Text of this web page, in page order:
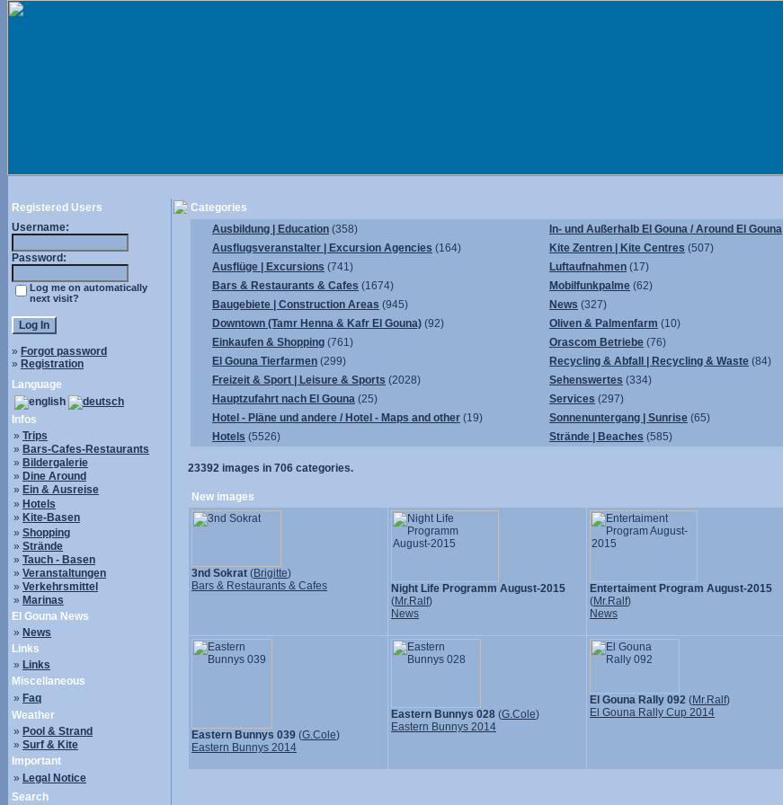
Registered Users
Username:
Password:
Log me on automatically
next visit?
» Forgot password
» Registration
Language
Infos
» Trips
» Bars-Cafes-Restaurants
» Bildergalerie
» Dine Around
» Ein & Ausreise
» Hotels
» Kite-Basen
» Shopping
» Strände
» Tauch - Basen
» Veranstaltungen
» Verkehrsmittel
» Marinas
El Gouna News
» News
Links
» Links
Miscellaneous
» Faq
Weather
» Pool & Strand
» Surf & Kite
Important
» Legal Notice
Search
Categories
Ausbildung | Education (358)
Ausflugsveranstalter | Excursion Agencies (164)
Ausflüge | Excursions (741)
Bars & Restaurants & Cafes (1674)
Baugebiete | Construction Areas (945)
Downtown (Tamr Henna & Kafr El Gouna) (92)
Einkaufen & Shopping (761)
El Gouna Tierfarmen (299)
Freizeit & Sport | Leisure & Sports (2028)
Hauptzufahrt nach El Gouna (25)
Hotel - Pläne und andere / Hotel - Maps and other (19)
Hotels (5526)
In- und Außerhalb El Gouna / Around El Gouna
Kite Zentren | Kite Centres (507)
Luftaufnahmen (17)
Mobilfunkpalme (62)
News (327)
Oliven & Palmenfarm (10)
Orascom Betriebe (76)
Recycling & Abfall | Recycling & Waste (84)
Sehenswertes (334)
Services (297)
Sonnenuntergang | Sunrise (65)
Strände | Beaches (585)
23392 images in 706 categories.
New images
3nd Sokrat (Brigitte)
Bars & Restaurants & Cafes
Night Life Programm August-2015
(Mr.Ralf)
News
Entertaiment Program August-2015
(Mr.Ralf)
News
Eastern Bunnys 039 (G.Cole)
Eastern Bunnys 2014
Eastern Bunnys 028 (G.Cole)
Eastern Bunnys 2014
El Gouna Rally 092 (Mr.Ralf)
El Gouna Rally Cup 2014